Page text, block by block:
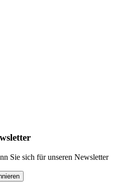
Sie sich für unseren Newsletter